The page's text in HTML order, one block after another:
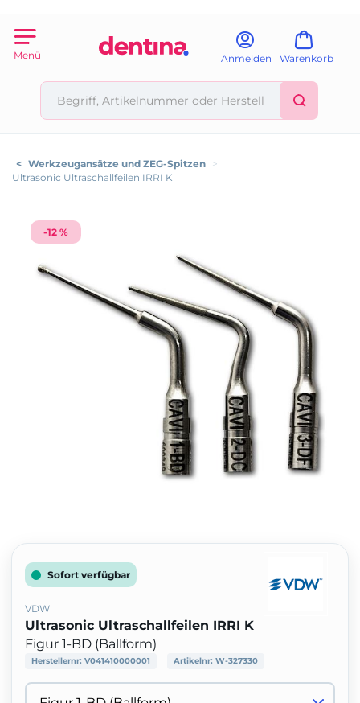
Menü Anmelden Warenkorb
< Werkzeugansätze und ZEG-Spitzen >
Ultrasonic Ultraschallfeilen IRRI K
-12 %
Sofort verfügbar
VDW
Ultrasonic Ultraschallfeilen IRRI K
Figur 1-BD (Ballform)
Herstellernr: V041410000001 Artikelnr: W-327330